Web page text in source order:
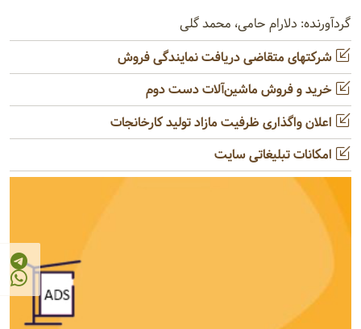
گردآورنده: دلارام حامی، محمد گلی
شرکتهای متقاضی دریافت نمایندگی فروش
خرید و فروش ماشین‌آلات دست دوم
اعلان واگذاری ظرفیت مازاد تولید کارخانجات
امکانات تبلیغاتی سایت